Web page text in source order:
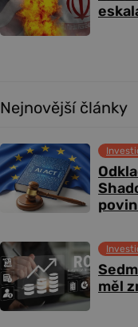
Nejnovější články
měl